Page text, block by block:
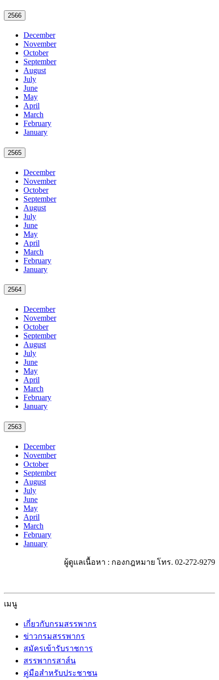
2566
December
November
October
September
August
July
June
May
April
March
February
January
2565
December
November
October
September
August
July
June
May
April
March
February
January
2564
December
November
October
September
August
July
June
May
April
March
February
January
2563
December
November
October
September
August
July
June
May
April
March
February
January
ผู้ดูแลเนื้อหา : กองกฎหมาย โทร. 02-272-9279
เมนู
เกี่ยวกับกรมสรรพากร
ข่าวกรมสรรพากร
สมัครเข้ารับราชการ
สรรพากรสาส์น
คู่มือสำหรับประชาชน